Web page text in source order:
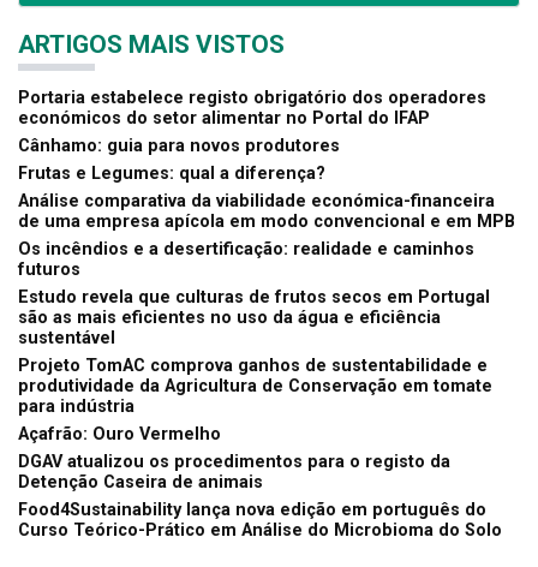
ARTIGOS MAIS VISTOS
Portaria estabelece registo obrigatório dos operadores
económicos do setor alimentar no Portal do IFAP
Cânhamo: guia para novos produtores
Frutas e Legumes: qual a diferença?
Análise comparativa da viabilidade económica-financeira
de uma empresa apícola em modo convencional e em MPB
Os incêndios e a desertificação: realidade e caminhos
futuros
Estudo revela que culturas de frutos secos em Portugal
são as mais eficientes no uso da água e eficiência
sustentável
Projeto TomAC comprova ganhos de sustentabilidade e
produtividade da Agricultura de Conservação em tomate
para indústria
Açafrão: Ouro Vermelho
DGAV atualizou os procedimentos para o registo da
Detenção Caseira de animais
Food4Sustainability lança nova edição em português do
Curso Teórico-Prático em Análise do Microbioma do Solo